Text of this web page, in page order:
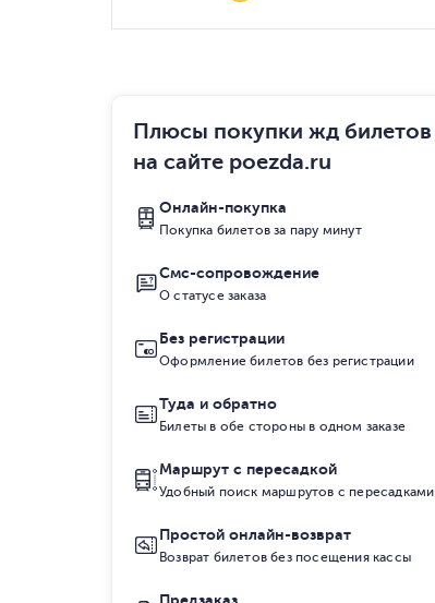
Плюсы покупки жд билетов
на сайте poezda.ru
Онлайн-покупка
Покупка билетов за пару минут
Смс-сопровождение
О статусе заказа
Без регистрации
Оформление билетов без регистрации
Туда и обратно
Билеты в обе стороны в одном заказе
Маршрут с пересадкой
Удобный поиск маршрутов с пересадками
Простой онлайн-возврат
Возврат билетов без посещения кассы